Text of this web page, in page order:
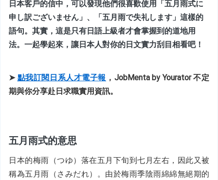
日本客戶的信中，可以發現他們很喜歡使用「五月雨式に
申し訳ございません」、「五月雨で失礼します」這樣的
語句。其實，這是只有日語上級者才會掌握到的道地用
法。一起學起來，讓日本人對你的日文實力刮目相看吧！
➤ 點我訂閱日系人才電子報 ， JobMenta by Yourator 不定
期與你分享赴日求職實用資訊。
五月雨式的意思
日本的梅雨（つゆ）落在五月下旬到七月左右，因此又被
稱為五月雨（さみだれ）。由於梅雨季陰雨綿綿無絕期的